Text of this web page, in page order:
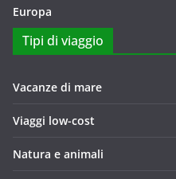
Europa
Tipi di viaggio
Vacanze di mare
Viaggi low-cost
Natura e animali